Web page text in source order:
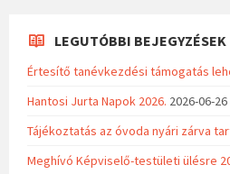
LEGUTÓBBI BEJEGYZÉSEK
Értesítő tanévkezdési támogatás
Hantosi Jurta Napok 2026. 2026-06-26
Tájékoztatás az óvoda nyári zárva
Meghívó Képviselő-testületi ülésre